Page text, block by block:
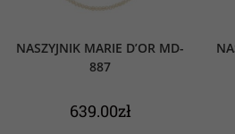
NASZYJNIK MARIE D’OR MD-
887
639.00zł